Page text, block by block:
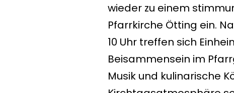
wieder zu einem
Pfarrkirche Ötting ein.
10 Uhr treffen sich
Beisammensein im
Musik und kulinarische